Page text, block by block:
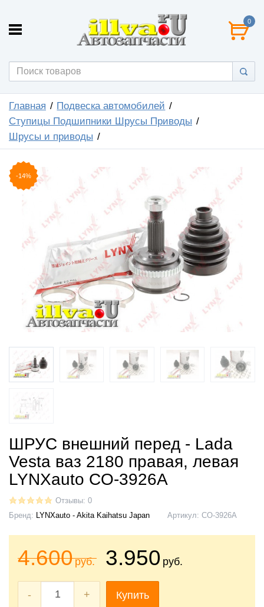
0
Главная
Подвеска автомобилей
Ступицы Подшипники Шрусы Приводы
Шрусы и приводы
-14%
ШРУС внешний перед - Lada
Vesta ваз 2180 правая, левая
LYNXauto CO-3926A
Отзывы: 0
Бренд: LYNXauto - Akita Kaihatsu Japan Артикул: CO-3926A
4.600руб. 3.950 руб.
- + Купить